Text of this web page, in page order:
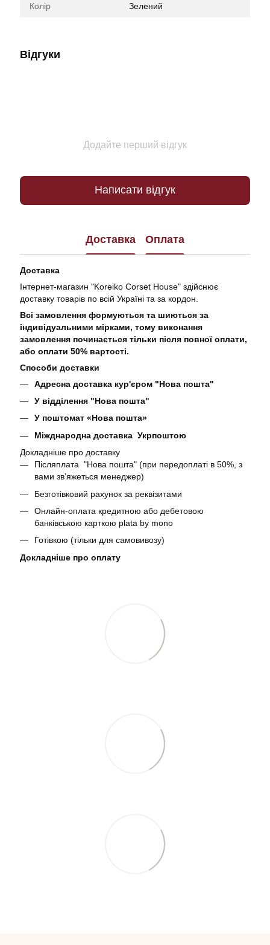
Колір Зелений
Відгуки
Додайте перший відгук
Написати відгук
Доставка Оплата
Доставка
Інтернет-магазин "Koreiko Corset House" здійснює
доставку товарів по всій Україні та за кордон.
Всі замовлення формуються та шиються за
індивідуальними мірками, тому виконання
замовлення починається тільки після повної оплати,
або оплати 50% вартості.
Способи доставки
Адресна доставка кур'єром "Нова пошта"
У відділення "Нова пошта"
У поштомат «Нова пошта»
Міжднародна доставка Укрпоштою
Докладніше про доставку
Післяплата "Нова пошта" (при передоплаті в 50%, з
вами звʼяжеться менеджер)
Безготівковий рахунок за реквізитами
Онлайн-оплата кредитною або дебетовою
банківською карткою plata by mono
Готівкою (тільки для самовивозу)
Докладніше про оплату